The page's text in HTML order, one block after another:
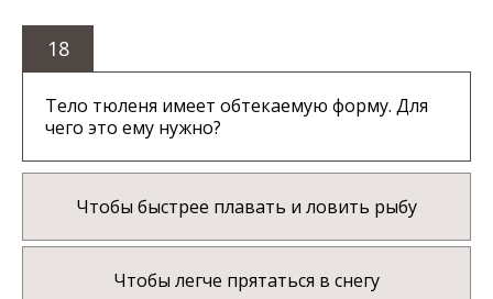
18
Тело тюленя имеет обтекаемую форму. Для
чего это ему нужно?
Чтобы быстрее плавать и ловить рыбу
Чтобы легче прятаться в снегу